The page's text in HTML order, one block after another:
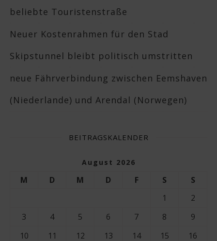
beliebte Touristenstraße
Neuer Kostenrahmen für den Stad
Skipstunnel bleibt politisch umstritten
neue Fährverbindung zwischen Eemshaven
(Niederlande) und Arendal (Norwegen)
BEITRAGSKALENDER
August 2026
M D M D F S
S
1
2
3
4 5 6 7 8
9
10
11 12 13 14 15
16